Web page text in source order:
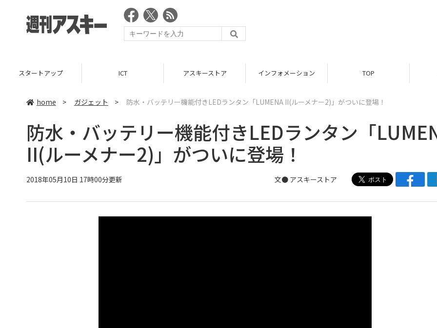
スタートアップ ICT アスキーストア インフォメーション TOP
home > ガジェット > 防水・バッテリー機能付きLEDランタン「LUMENA II(ルーメナー2)」がついに登場！
防水・バッテリー機能付きLEDランタン「
II(ルーメナー2)」がついに登場！
2018年05月10日 17時00分更新 文● アスキーストア